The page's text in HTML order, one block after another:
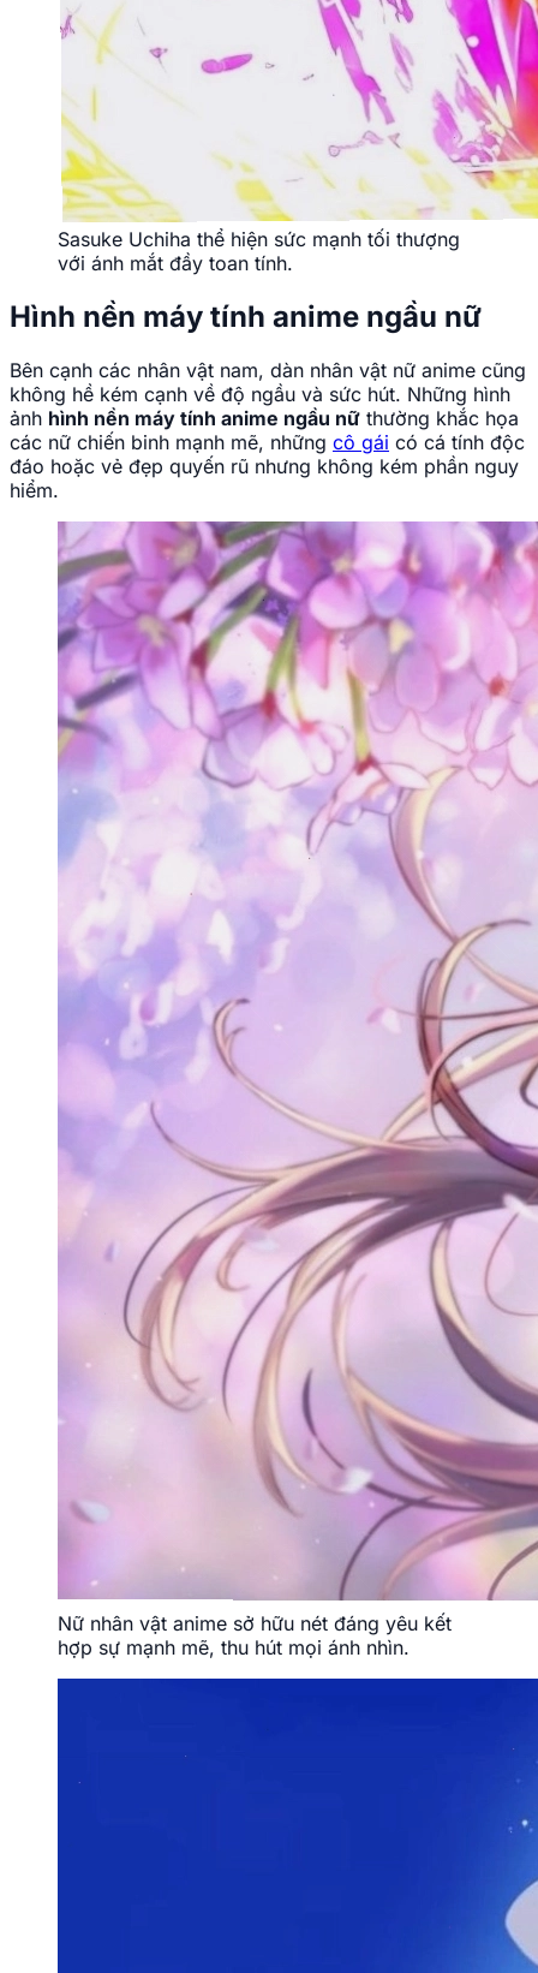
Sasuke Uchiha thể hiện sức mạnh tối thượng
với ánh mắt đầy toan tính.
Hình nền máy tính anime ngầu nữ
Bên cạnh các nhân vật nam, dàn nhân vật nữ anime cũng
không hề kém cạnh về độ ngầu và sức hút. Những hình
ảnh hình nền máy tính anime ngầu nữ thường khắc họa
các nữ chiến binh mạnh mẽ, những cô gái có cá tính độc
đáo hoặc vẻ đẹp quyến rũ nhưng không kém phần nguy
hiểm.
Nữ nhân vật anime sở hữu nét đáng yêu kết
hợp sự mạnh mẽ, thu hút mọi ánh nhìn.